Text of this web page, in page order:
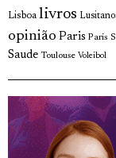
Lisboa livros
opinião Paris Paris
Saude Toulouse Voleibol